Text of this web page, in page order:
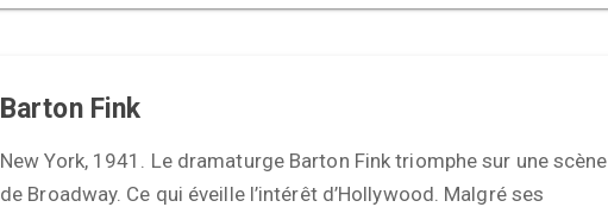
Barton Fink
New York, 1941. Le dramaturge Barton Fink triomphe sur une scène
de Broadway. Ce qui éveille l’intérêt d’Hollywood. Malgré ses